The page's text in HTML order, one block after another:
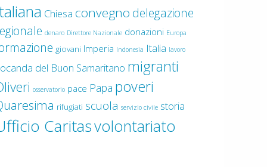
Chiesa convegno delegazione
denaro Direttore Nazionale donazioni Europa
giovani Imperia Indonesia Italia lavoro
del Buon Samaritano migranti
osservatorio pace Papa poveri
rifugiati scuola servizio civile storia
Caritasvolontariato